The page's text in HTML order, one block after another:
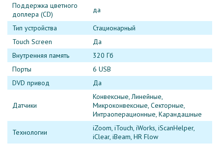
Поддержка цветного
доплера (CD)
да
Тип устройства
Стационарный
Touch Screen
Да
Внутренняя память
320 Гб
Порты
6 USB
DVD привод
Да
Датчики
Конвексные, Линейные,
Микроконвексные, Секторные,
Интраоперационные, Карандашные
Технологии
iZoom, iTouch, iWorks, iScanHelper,
iClear, iBeam, HR Flow